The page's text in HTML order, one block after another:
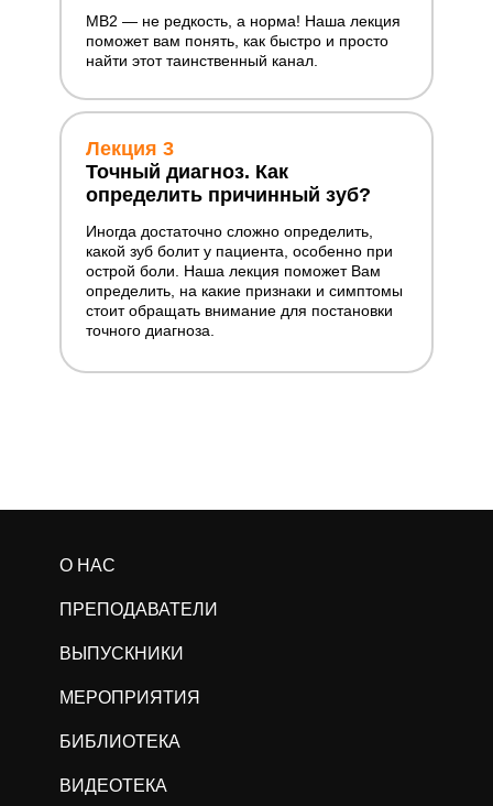
МВ2 — не редкость, а норма! Наша лекция
поможет вам понять, как быстро и просто
найти этот таинственный канал.
Иногда достаточно сложно определить,
какой зуб болит у пациента, особенно при
острой боли. Наша лекция поможет Вам
определить, на какие признаки и симптомы
стоит обращать внимание для постановки
точного диагноза.
Лекция 3
Точный диагноз. Как
определить причинный зуб?
О НАС
ПРЕПОДАВАТЕЛИ
МЕРОПРИЯТИЯ
ВИДЕОТЕКА
БИБЛИОТЕКА
ВЫПУСКНИКИ